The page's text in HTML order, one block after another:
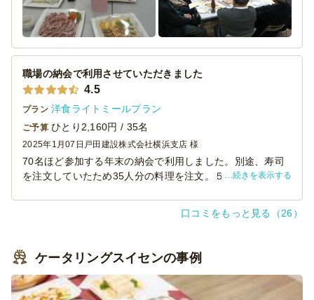
職場の納会で利用させていただきました
4.5
プラン 洋食ライトミールプラン
ご予算 ひとり2,160円 / 35名
2025年1月07日 戸田建設株式会社横浜支店 様
70名ほど参加する年末の納会で利用しました。別途、寿司
を注文していたため35人分の料理を注文。５か所に分けて
もあったのでみんな満足し、お酒も進んでいたと思いま
続きを表示する
口コミをもっと見る（26）
ケータリングスイセンの事例